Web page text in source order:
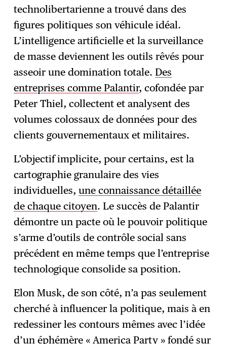
technolibertarienne a trouvé dans des
figures politiques son véhicule idéal.
L’intelligence artificielle et la surveillance
de masse deviennent les outils rêvés pour
asseoir une domination totale.Des
entreprises comme Palantir, cofondée par
Peter Thiel, collectent et analysent des
volumes colossaux de données pour des
clients gouvernementaux et militaires.
L’objectif implicite, pour certains, est la
cartographie granulaire des vies
individuelles,une connaissance détaillée
de chaque citoyen. Le succès de Palantir
démontre un pacte où le pouvoir politique
s’arme d’outils de contrôle social sans
précédent en même temps que l’entreprise
technologique consolide sa position.
Elon Musk, de son côté, n’a pas seulement
cherché à influencer la politique, mais à en
redessiner les contours mêmes avec l’idée
d’un éphémère « America Party » fondé sur